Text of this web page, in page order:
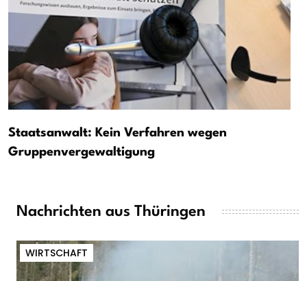
Staatsanwalt: Kein Verfahren wegen
Gruppenvergewaltigung
Nachrichten aus Thüringen
WIRTSCHAFT